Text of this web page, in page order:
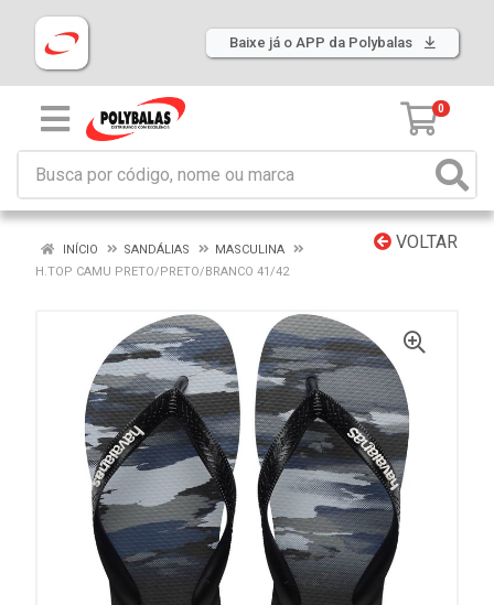
Baixe já o APP da Polybalas
0
VOLTAR
INÍCIO SANDÁLIAS
MASCULINA
H.TOP CAMU PRETO/PRETO/BRANCO 41/42